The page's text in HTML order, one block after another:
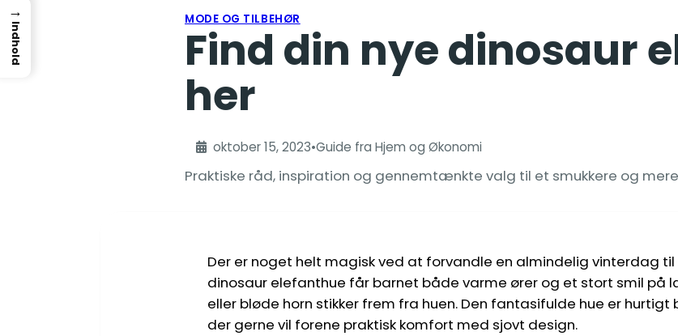
MODE OG TILBEHØR
Find din nye dinosaur
her
oktober 15, 2023•Guide fra Hjem og Økonomi
Praktiske råd, inspiration og gennemtænkte valg til et smukkere og
Der er noget helt magisk ved at forvandle en almindelig vinterdag
dinosaur elefanthue får barnet både varme ører og et stort smil på
eller bløde horn stikker frem fra huen. Den fantasifulde hue er
der gerne vil forene praktisk komfort med sjovt design.
→
Indhold